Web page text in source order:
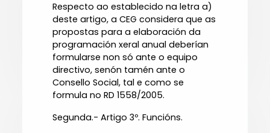
Respecto ao establecido na letra a)
deste artigo, a CEG considera que as
propostas para a elaboración da
programación xeral anual deberían
formularse non só ante o equipo
directivo, senón tamén ante o
Consello Social, tal e como se
formula no RD 1558/2005.
Segunda.- Artigo 3º. Funcións.